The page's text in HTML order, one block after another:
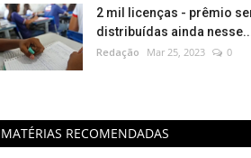
2 mil licenças - prêmio
distribuídas ainda
Redação Mar 25, 2023 0
MATÉRIAS RECOMENDADAS